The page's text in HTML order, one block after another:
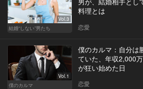
Vol.3
結婚“しない”男たち
料理とは
恋愛
Vol.1
僕のカルマ
僕のカルマ：自分は
ていた、年収2,000
が狂い始めた日
恋愛